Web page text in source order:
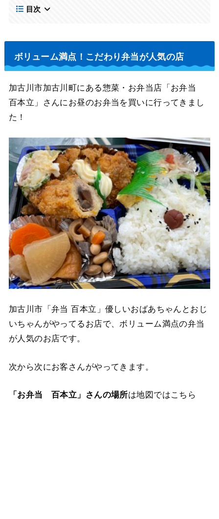
目次
ボリューム満点！こだわり弁当が人気の店
加古川市加古川町にある惣菜・お弁当店「お弁当
百本立」さんにお昼のお弁当を買いに行ってきまし
た！
加古川市「弁当 百本立」優しいおばあちゃんとおじ
いちゃんがやってるお店で、ボリューム満点の弁当
が人気のお店です。
次から次にお客さんがやってきます。
「お弁当 百本立」さんの場所は地図ではこちら